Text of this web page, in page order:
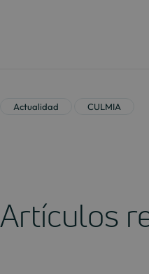
Actualidad CULMIA
Artículos